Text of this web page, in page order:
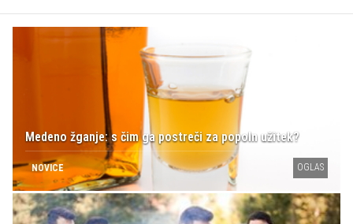
Medeno žganje: s čim ga postreči za popoln užitek?
NOVICE OGLAS